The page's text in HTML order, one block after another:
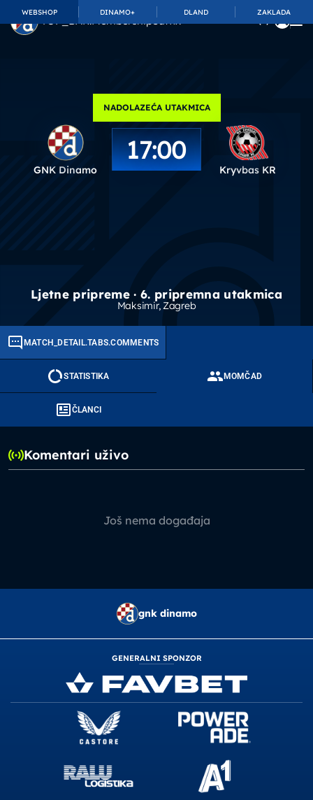
WEBSHOP DINAMO+ DLAND ZAKLADA
TOP_BAR.MembershipSuffix
NADOLAZEĆA UTAKMICA
GNK Dinamo
17:00
Kryvbas KR
Ljetne pripreme · 6. pripremna utakmica
Maksimir, Zagreb
MATCH_DETAIL.TABS.COMMENTS
STATISTIKA MOMČAD
ČLANCI
Komentari uživo
Još nema događaja
gnk dinamo
GENERALNI SPONZOR